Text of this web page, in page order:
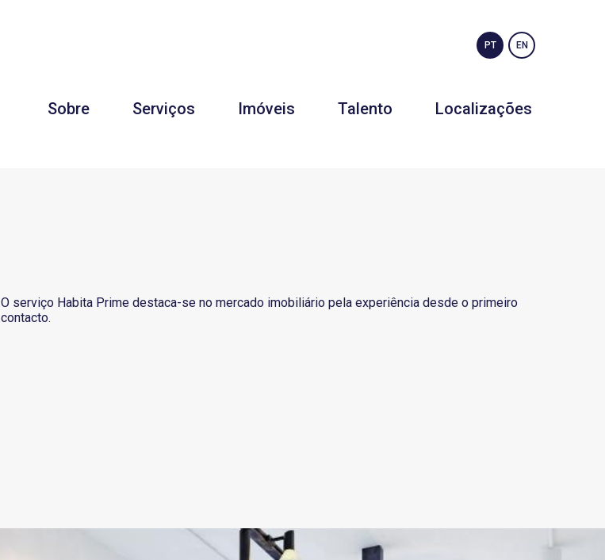
PT EN
Sobre Serviços Imóveis Talento Localizações
O serviço Habita Prime destaca-se no mercado imobiliário pela experiência desde o primeiro
contacto.